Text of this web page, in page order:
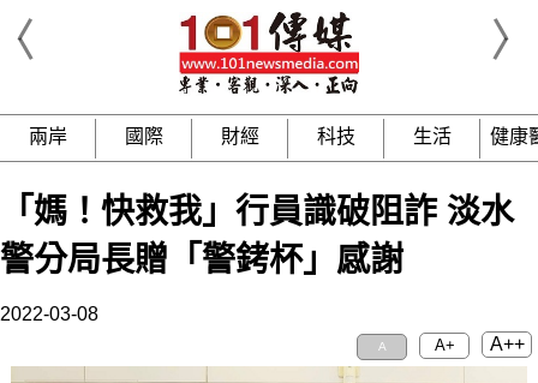
兩岸 國際 財經 科技 生活 健康
「媽！快救我」行員識破阻詐 淡水
警分局長贈「警銬杯」感謝
2022-03-08
A A+ A++